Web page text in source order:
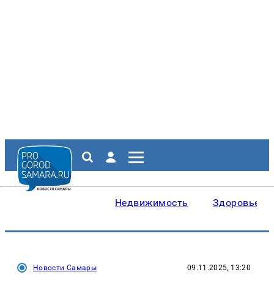
Недвижимость Здоровье
Новости Самары 09.11.2025, 13:20